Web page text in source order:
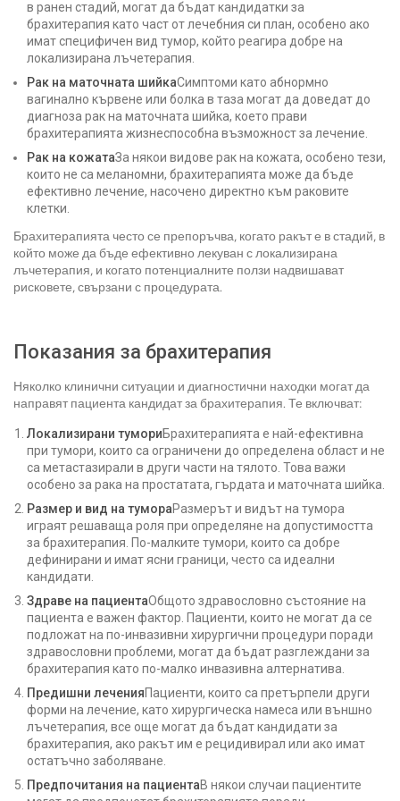
в ранен стадий, могат да бъдат кандидатки за
брахитерапия като част от лечебния си план, особено ако
имат специфичен вид тумор, който реагира добре на
локализирана лъчетерапия.
Рак на маточната шийкаСимптоми като абнормно
вагинално кървене или болка в таза могат да доведат до
диагноза рак на маточната шийка, което прави
брахитерапията жизнеспособна възможност за лечение.
Рак на кожатаЗа някои видове рак на кожата, особено тези,
които не са меланомни, брахитерапията може да бъде
ефективно лечение, насочено директно към раковите
клетки.
Брахитерапията често се препоръчва, когато ракът е в стадий, в
който може да бъде ефективно лекуван с локализирана
лъчетерапия, и когато потенциалните ползи надвишават
рисковете, свързани с процедурата.
Показания за брахитерапия
Няколко клинични ситуации и диагностични находки могат да
направят пациента кандидат за брахитерапия. Те включват:
Локализирани тумориБрахитерапията е най-ефективна
при тумори, които са ограничени до определена област и не
са метастазирали в други части на тялото. Това важи
особено за рака на простатата, гърдата и маточната шийка.
Размер и вид на тумораРазмерът и видът на тумора
играят решаваща роля при определяне на допустимостта
за брахитерапия. По-малките тумори, които са добре
дефинирани и имат ясни граници, често са идеални
кандидати.
Здраве на пациентаОбщото здравословно състояние на
пациента е важен фактор. Пациенти, които не могат да се
подложат на по-инвазивни хирургични процедури поради
здравословни проблеми, могат да бъдат разглеждани за
брахитерапия като по-малко инвазивна алтернатива.
Предишни леченияПациенти, които са претърпели други
форми на лечение, като хирургическа намеса или външно
лъчетерапия, все още могат да бъдат кандидати за
брахитерапия, ако ракът им е рецидивирал или ако имат
остатъчно заболяване.
Предпочитания на пациентаВ някои случаи пациентите